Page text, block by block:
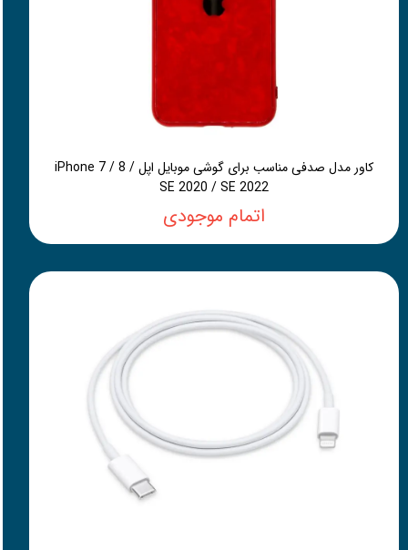
کاور مدل صدفی مناسب برای گوشی موبایل اپل iPhone 7 / 8 /
SE 2020 / SE 2022
اتمام موجودی